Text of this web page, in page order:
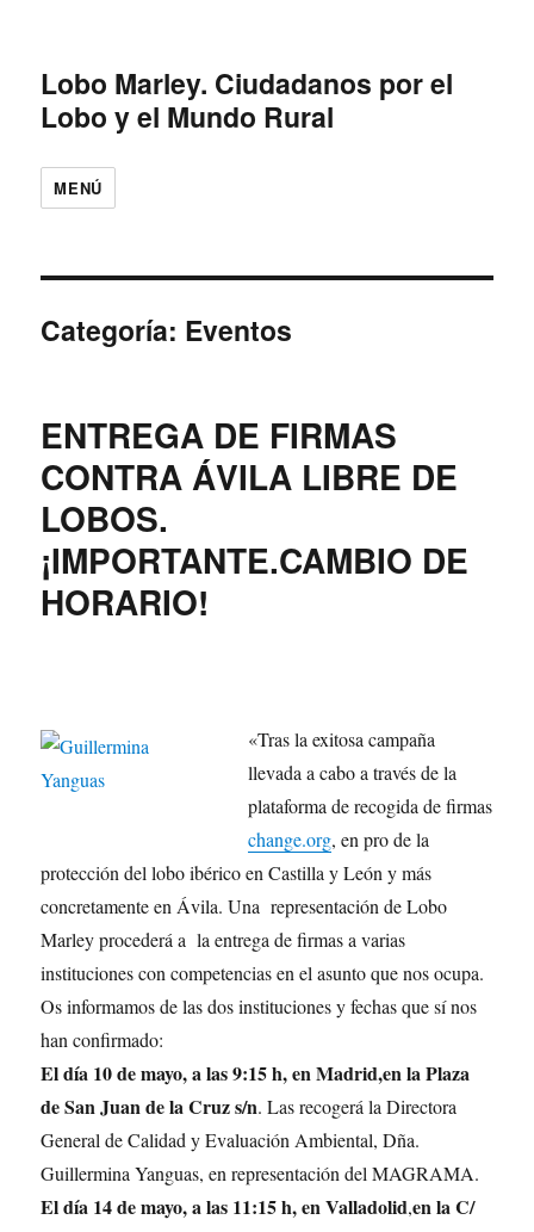
Lobo Marley. Ciudadanos por el
Lobo y el Mundo Rural
MENÚ
Categoría: Eventos
ENTREGA DE FIRMAS
CONTRA ÁVILA LIBRE DE
LOBOS.
¡IMPORTANTE.CAMBIO DE
HORARIO!
«Tras la exitosa campaña
llevada a cabo a través de la
plataforma de recogida de firmas
change.org, en pro de la
protección del lobo ibérico en Castilla y León y más
concretamente en Ávila. Una representación de Lobo
Marley procederá a la entrega de firmas a varias
instituciones con competencias en el asunto que nos ocupa.
Os informamos de las dos instituciones y fechas que sí nos
han confirmado:
El día 10 de mayo, a las 9:15 h, en Madrid,en la Plaza
de San Juan de la Cruz s/n. Las recogerá la Directora
General de Calidad y Evaluación Ambiental, Dña.
Guillermina Yanguas, en representación del MAGRAMA.
El día 14 de mayo, a las 11:15 h, en Valladolid,en la C/